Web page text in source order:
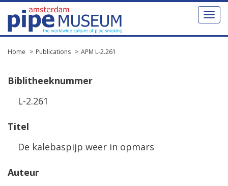
Toggle
Home Publications APM L-2.261
Biblitheeknummer
L-2.261
Titel
De kalebaspijp weer in opmars
Auteur